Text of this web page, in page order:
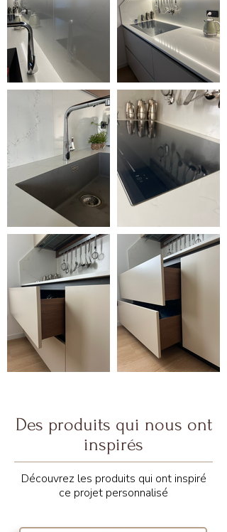
Des produits qui nous ont
inspirés
Découvrez les produits qui ont inspiré
ce projet personnalisé